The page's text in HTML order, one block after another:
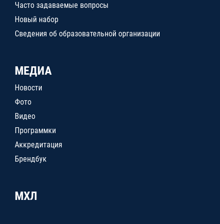
Часто задаваемые вопросы
Новый набор
Сведения об образовательной организации
МЕДИА
Новости
Фото
Видео
Программки
Аккредитация
Брендбук
МХЛ